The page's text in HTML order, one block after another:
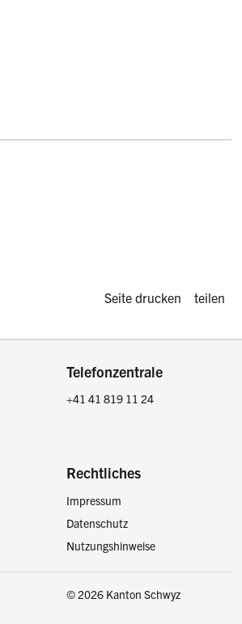
Diese Seite
Seite drucken teilen
Telefonzentrale
+41 41 819 11 24
Rechtliches
Impressum
Datenschutz
Nutzungshinweise
© 2026 Kanton Schwyz